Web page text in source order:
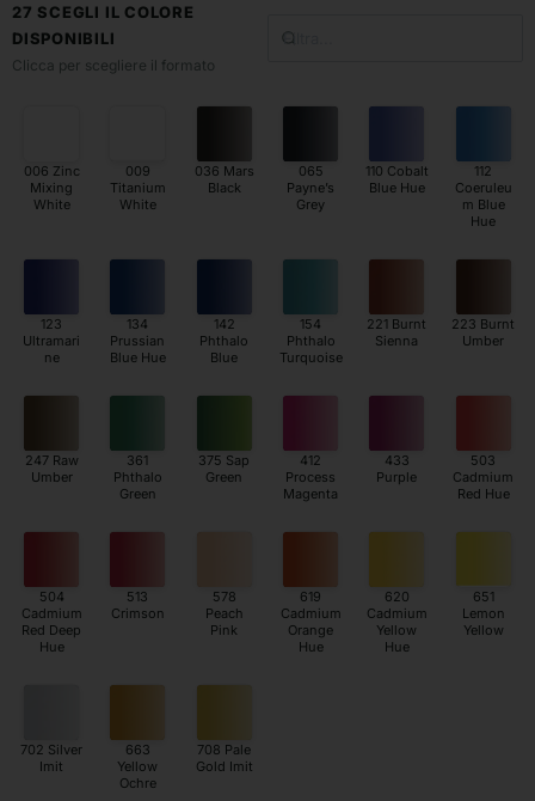
27 SCEGLI IL COLORE
DISPONIBILI
Clicca per scegliere il formato
006 Zinc
Mixing
White
009
Titanium
White
036 Mars
Black
065
Payne’s
Grey
110 Cobalt
Blue Hue
112
Coeruleu
m Blue
Hue
123
Ultramari
ne
134
Prussian
Blue Hue
142
Phthalo
Blue
154
Phthalo
Turquoise
221 Burnt
Sienna
223 Burnt
Umber
247 Raw
Umber
361
Phthalo
Green
375 Sap
Green
412
Process
Magenta
433
Purple
503
Cadmium
Red Hue
504
Cadmium
Red Deep
Hue
513
Crimson
578
Peach
Pink
619
Cadmium
Orange
Hue
620
Cadmium
Yellow
Hue
651
Lemon
Yellow
702 Silver
Imit
663
Yellow
Ochre
708 Pale
Gold Imit